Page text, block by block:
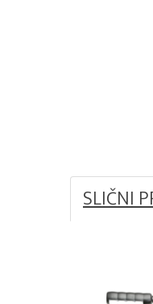
SLIČNI